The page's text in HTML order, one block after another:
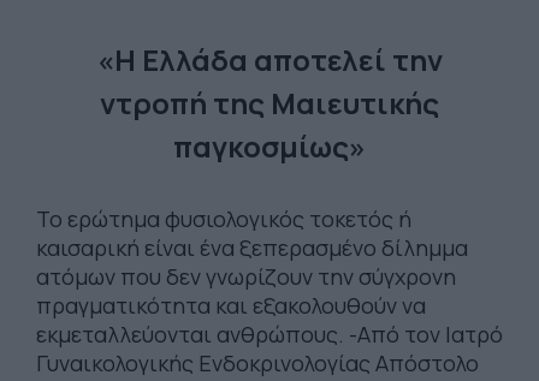
«Η Ελλάδα αποτελεί την
ντροπή της Μαιευτικής
παγκοσμίως»
Το ερώτημα φυσιολογικός τοκετός ή
καισαρική είναι ένα ξεπερασμένο δίλημμα
ατόμων που δεν γνωρίζουν την σύγχρονη
πραγματικότητα και εξακολουθούν να
εκμεταλλεύονται ανθρώπους. -Από τον Ιατρό
Γυναικολογικής Ενδοκρινολογίας Απόστολο